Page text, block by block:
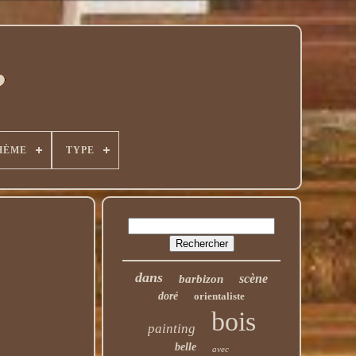
TYPE
dans barbizon scène
doré orientaliste
painting bois
belle avec